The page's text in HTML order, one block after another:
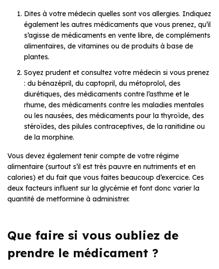
Dites à votre médecin quelles sont vos allergies. Indiquez
également les autres médicaments que vous prenez, qu’il
s’agisse de médicaments en vente libre, de compléments
alimentaires, de vitamines ou de produits à base de
plantes.
Soyez prudent et consultez votre médecin si vous prenez
: du bénazépril, du captopril, du métoprolol, des
diurétiques, des médicaments contre l’asthme et le
rhume, des médicaments contre les maladies mentales
ou les nausées, des médicaments pour la thyroïde, des
stéroïdes, des pilules contraceptives, de la ranitidine ou
de la morphine.
Vous devez également tenir compte de votre régime
alimentaire (surtout s’il est très pauvre en nutriments et en
calories) et du fait que vous faites beaucoup d’exercice. Ces
deux facteurs influent sur la glycémie et font donc varier la
quantité de metformine à administrer.
Que faire si vous oubliez de
prendre le médicament ?